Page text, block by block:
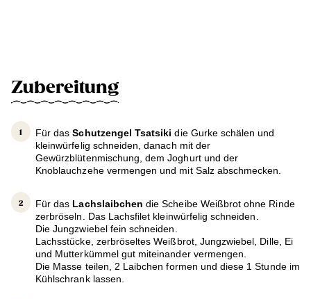
Zubereitung
Für dasSchutzengel Tsatsiki die Gurke schälen und
kleinwürfelig schneiden, danach mit der
Gewürzblütenmischung, dem Joghurt und der
Knoblauchzehe vermengen und mit Salz abschmecken.
Für das Lachslaibchen die Scheibe Weißbrot ohne Rinde
zerbröseln. Das Lachsfilet kleinwürfelig schneiden.
Die Jungzwiebel fein schneiden.
Lachsstücke, zerbröseltes Weißbrot, Jungzwiebel, Dille, Ei
und Mutterkümmel gut miteinander vermengen.
Die Masse teilen, 2 Laibchen formen und diese 1 Stunde im
Kühlschrank lassen.